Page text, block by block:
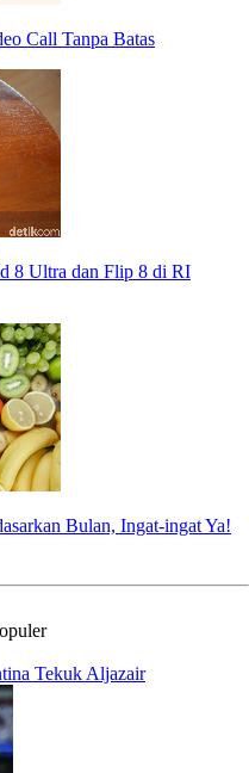
Call Tanpa Batas
8 Ultra dan Flip 8 di RI
Bulan, Ingat-ingat Ya!
Tekuk Aljazair